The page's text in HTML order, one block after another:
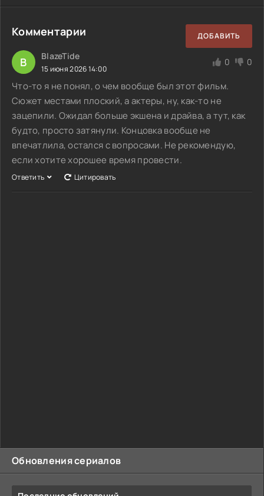
Комментарии ДОБАВИТЬ
B BlazeTide
15 июня 2026 14:00
0 0
Что-то я не понял, о чем вообще был этот фильм.
Сюжет местами плоский, а актеры, ну, как-то не
зацепили. Ожидал больше экшена и драйва, а тут, как
будто, просто затянули. Концовка вообще не
впечатлила, остался с вопросами. Не рекомендую,
если хотите хорошее время провести.
Ответить Цитировать
Обновления сериалов